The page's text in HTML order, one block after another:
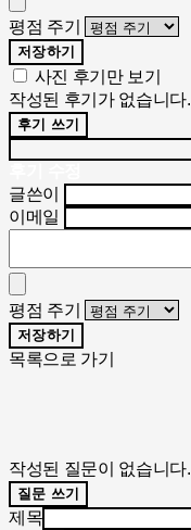
평점 주기
저장하기
사진 후기만 보기
작성된 후기가 없습니다.
후기 쓰기
글쓴이
이메일
평점 주기
저장하기
목록으로 가기
작성된 질문이 없습니다.
질문 쓰기
제목